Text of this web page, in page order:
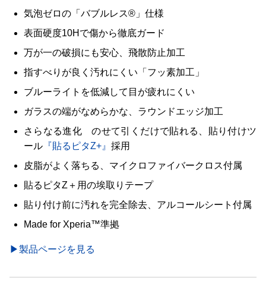
気泡ゼロの「バブルレス®」仕様
表面硬度10Hで傷から徹底ガード
万が一の破損にも安心、飛散防止加工
指すべりが良く汚れにくい「フッ素加工」
ブルーライトを低減して目が疲れにくい
ガラスの端がなめらかな、ラウンドエッジ加工
さらなる進化 のせて引くだけで貼れる、貼り付けツ
ール 『貼るピタZ+』 採用
皮脂がよく落ちる、マイクロファイバークロス付属
貼るピタZ＋用の埃取りテープ
貼り付け前に汚れを完全除去、アルコールシート付属
Made for Xperia™準拠
▶製品ページを見る